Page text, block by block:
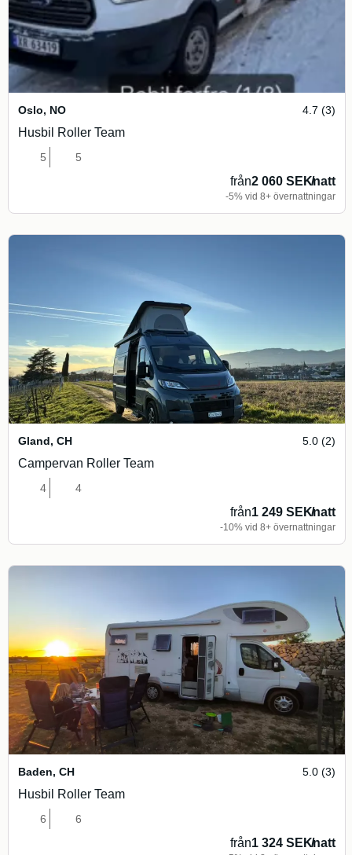
Oslo, NO 4.7 (3)
Husbil Roller Team
5 5
från2 060 SEK/natt
-5% vid 8+ övernattningar
Gland, CH 5.0 (2)
Campervan Roller Team
4 4
från1 249 SEK/natt
-10% vid 8+ övernattningar
Baden, CH 5.0 (3)
Husbil Roller Team
6 6
från1 324 SEK/natt